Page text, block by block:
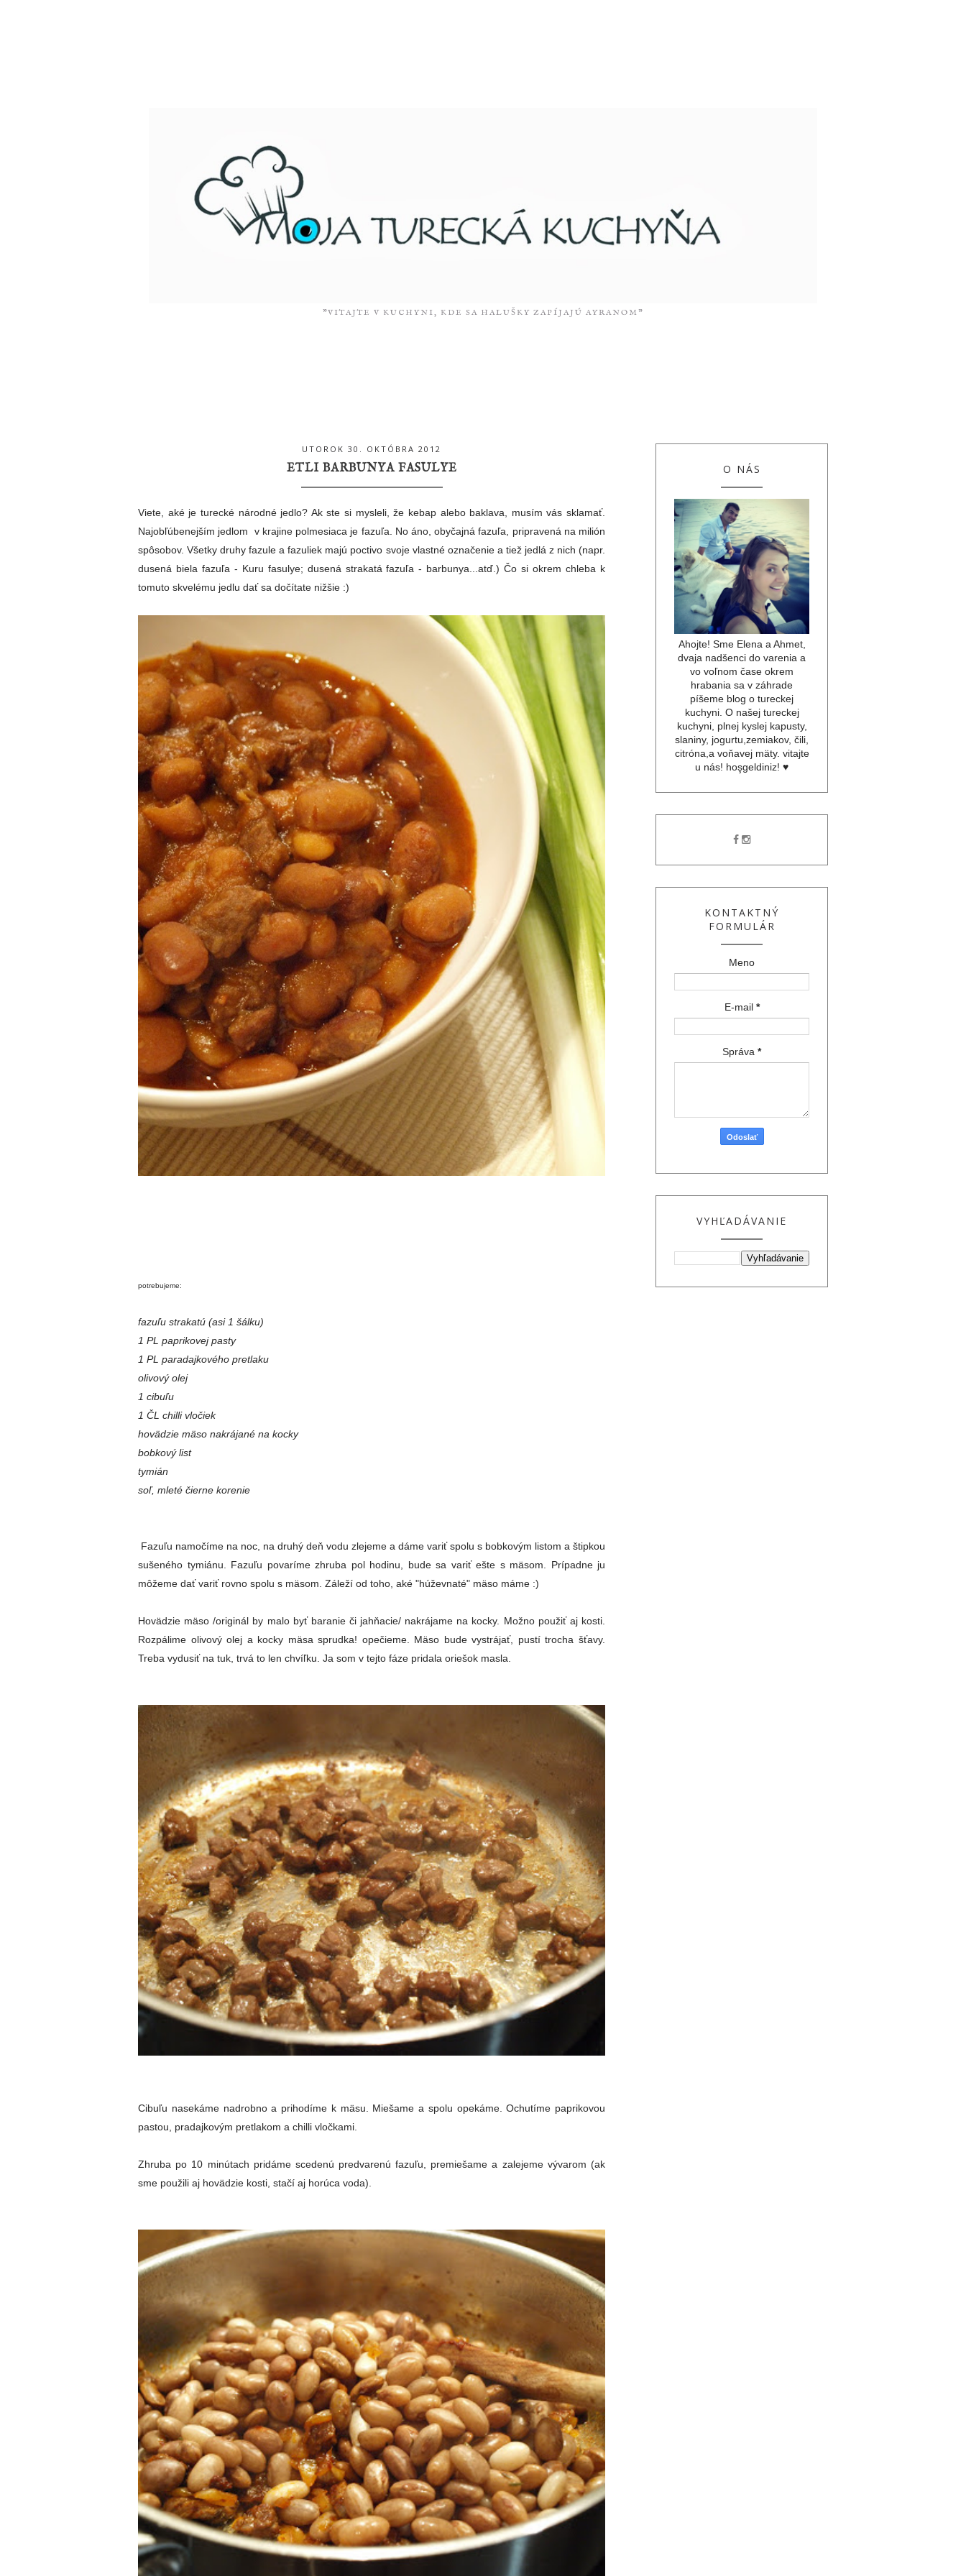
"VITAJTE V KUCHYNI, KDE SA HALUŠKY ZAPÍJAJÚ AYRANOM”
UTOROK 30. OKTÓBRA 2012
ETLI BARBUNYA FASULYE
Viete, aké je turecké národné jedlo? Ak ste si mysleli, že kebap alebo baklava, musím vás sklamať.
Najobľúbenejším jedlom v krajine polmesiaca je fazuľa. No áno, obyčajná fazuľa, pripravená na milión
spôsobov. Všetky druhy fazule a fazuliek majú poctivo svoje vlastné označenie a tiež jedlá z nich (napr.
dusená biela fazuľa - Kuru fasulye; dusená strakatá fazuľa - barbunya...atď.) Čo si okrem chleba k
tomuto skvelému jedlu dať sa dočítate nižšie :)
potrebujeme:
fazuľu strakatú (asi 1 šálku)
1 PL paprikovej pasty
1 PL paradajkového pretlaku
olivový olej
1 cibuľu
1 ČL chilli vločiek
hovädzie mäso nakrájané na kocky
bobkový list
tymián
soľ, mleté čierne korenie
Fazuľu namočíme na noc, na druhý deň vodu zlejeme a dáme variť spolu s bobkovým listom a štipkou
sušeného tymiánu. Fazuľu povaríme zhruba pol hodinu, bude sa variť ešte s mäsom. Prípadne ju
môžeme dať variť rovno spolu s mäsom. Záleží od toho, aké "húževnaté" mäso máme :)
Hovädzie mäso /originál by malo byť baranie či jahňacie/ nakrájame na kocky. Možno použiť aj kosti.
Rozpálime olivový olej a kocky mäsa sprudka! opečieme. Mäso bude vystrájať, pustí trocha šťavy.
Treba vydusiť na tuk, trvá to len chvíľku. Ja som v tejto fáze pridala oriešok masla.
Cibuľu nasekáme nadrobno a prihodíme k mäsu. Miešame a spolu opekáme. Ochutíme paprikovou
pastou, pradajkovým pretlakom a chilli vločkami.
Zhruba po 10 minútach pridáme scedenú predvarenú fazuľu, premiešame a zalejeme vývarom (ak
sme použili aj hovädzie kosti, stačí aj horúca voda).
O NÁS
Ahojte! Sme Elena a Ahmet,
dvaja nadšenci do varenia a
vo voľnom čase okrem
hrabania sa v záhrade
píšeme blog o tureckej
kuchyni. O našej tureckej
kuchyni, plnej kyslej kapusty,
slaniny, jogurtu,zemiakov, čili,
citróna,a voňavej mäty. vitajte
u nás! hoşgeldiniz! ♥
KONTAKTNÝ
FORMULÁR
Meno
E-mail *
Správa *
VYHĽADÁVANIE